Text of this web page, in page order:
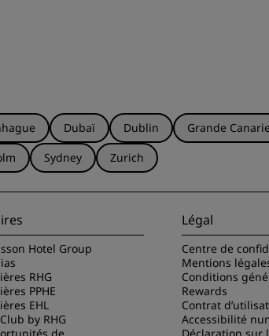
Dubaï Dublin Grande Canarie
Sydney Zurich
Hotel Group
RHG
PPHE
EHL
by RHG
Légal
Centre de
Mentions
Conditions
Rewards
Contrat
Accessibilité